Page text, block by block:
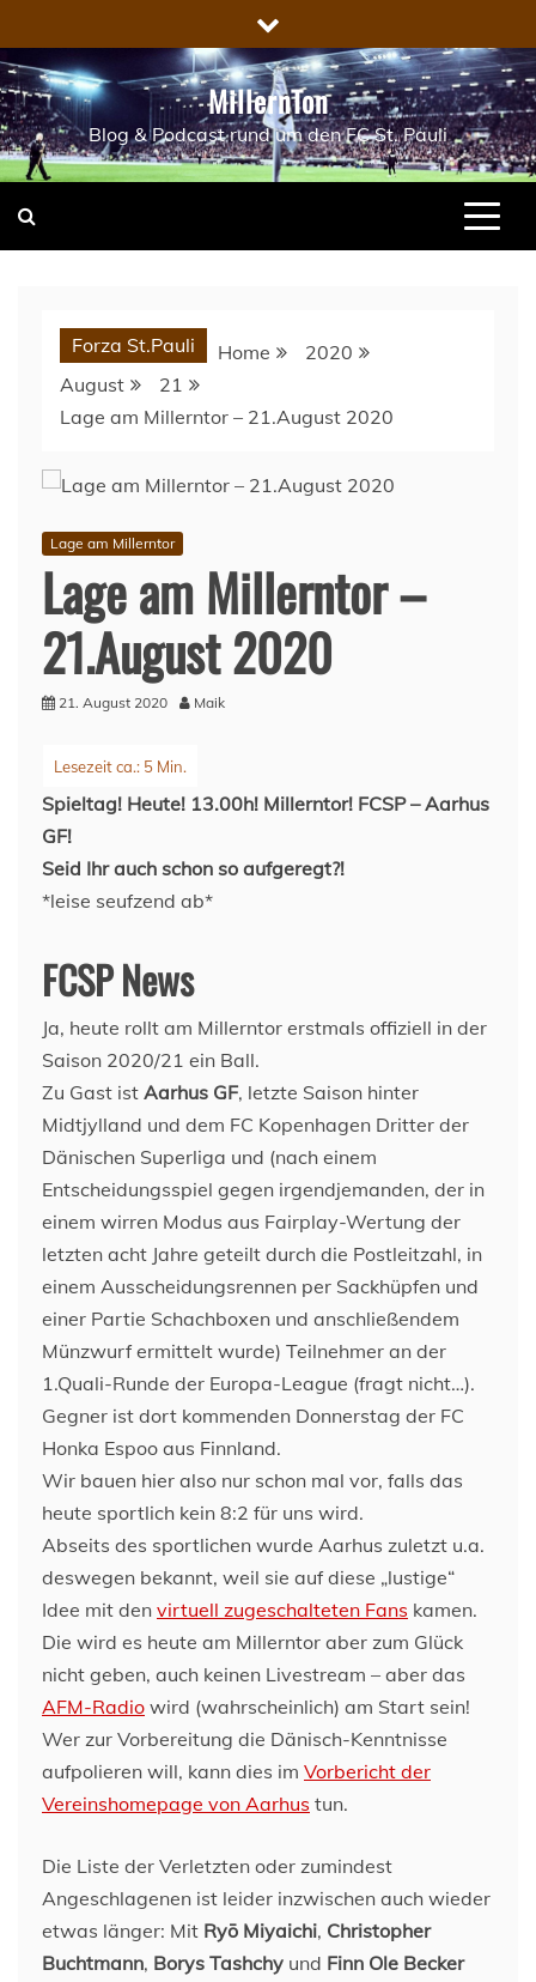
to
content
MillernTon
Blog & Podcast rund um den FC St. Pauli
Forza St.Pauli Home
2020
August
21
Lage am Millerntor – 21.August 2020
Lage am Millerntor
Lage am Millerntor –
21.August 2020
21. August 2020 Maik
Spieltag! Heute! 13.00h! Millerntor! FCSP – Aarhus
GF!
Seid Ihr auch schon so aufgeregt?!
*leise seufzend ab*
FCSP News
Ja, heute rollt am Millerntor erstmals offiziell in der
Saison 2020/21 ein Ball.
Zu Gast ist Aarhus GF, letzte Saison hinter
Midtjylland und dem FC Kopenhagen Dritter der
Dänischen Superliga und (nach einem
Entscheidungsspiel gegen irgendjemanden, der in
einem wirren Modus aus Fairplay-Wertung der
letzten acht Jahre geteilt durch die Postleitzahl, in
einem Ausscheidungsrennen per Sackhüpfen und
einer Partie Schachboxen und anschließendem
Münzwurf ermittelt wurde) Teilnehmer an der
1.Quali-Runde der Europa-League (fragt nicht…).
Gegner ist dort kommenden Donnerstag der FC
Honka Espoo aus Finnland.
Wir bauen hier also nur schon mal vor, falls das
heute sportlich kein 8:2 für uns wird.
Abseits des sportlichen wurde Aarhus zuletzt u.a.
deswegen bekannt, weil sie auf diese „lustige“
Idee mit den virtuell zugeschalteten Fans kamen.
Die wird es heute am Millerntor aber zum Glück
nicht geben, auch keinen Livestream – aber das
AFM-Radio wird (wahrscheinlich) am Start sein!
Wer zur Vorbereitung die Dänisch-Kenntnisse
aufpolieren will, kann dies im Vorbericht der
Vereinshomepage von Aarhus tun.
Die Liste der Verletzten oder zumindest
Angeschlagenen ist leider inzwischen auch wieder
etwas länger: Mit Ryō Miyaichi, Christopher
Buchtmann, Borys Tashchy und Finn Ole Becker